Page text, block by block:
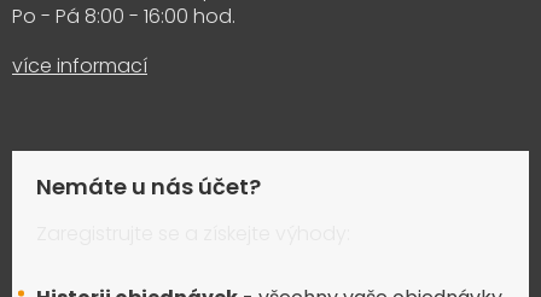
Po - Pá 8:00 - 16:00 hod.
více informací
Nemáte u nás účet?